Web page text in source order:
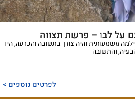
על לבו – פרשת תצווה
משמעותית והיה צורך בתשובה והכרעה, היו
והתשובה
לפרטים נוספים >